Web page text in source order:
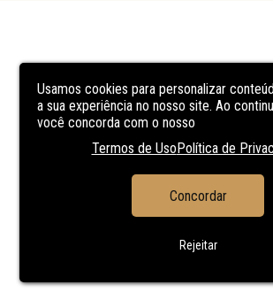
Usamos cookies para personalizar
a sua experiência no nosso site. Ao
você concorda com o nosso
Termos de UsoPolítica de
Concordar
Rejeitar